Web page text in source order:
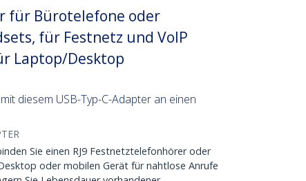
für Bürotelefone oder
für Festnetz und VoIP
Laptop/Desktop
diesem USB-Typ-C-Adapter an einen
Sie einen RJ9 Festnetztelefonhörer oder
oder mobilen Gerät für nahtlose Anrufe